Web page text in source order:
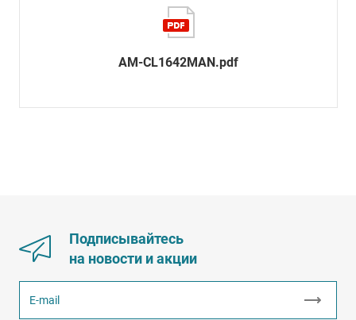
AM-CL1642MAN.pdf
Подписывайтесь
на новости и акции